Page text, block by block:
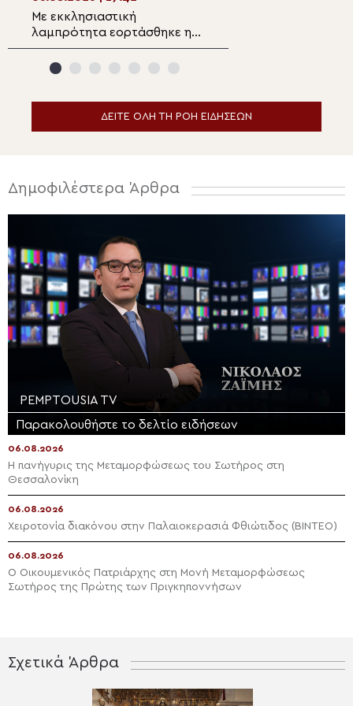
Με εκκλησιαστική
λαμπρότητα εορτάσθηκε η
Μεταμόρφωση του Σωτήρος
στην Ιερά Μητρόπολη
ΔΕΙΤΕ ΟΛΗ ΤΗ ΡΟΗ ΕΙΔΗΣΕΩΝ
Δημοφιλέστερα Άρθρα
PEMPTOUSIA TV
Παρακολουθήστε το δελτίο ειδήσεων
06.08.2026
Η πανήγυρις της Μεταμορφώσεως του Σωτήρος στη
Θεσσαλονίκη
06.08.2026
Χειροτονία διακόνου στην Παλαιοκερασιά Φθιώτιδος (ΒΙΝΤΕΟ)
06.08.2026
Ο Οικουμενικός Πατριάρχης στη Μονή Μεταμορφώσεως
Σωτήρος της Πρώτης των Πριγκηποννήσων
Σχετικά Άρθρα